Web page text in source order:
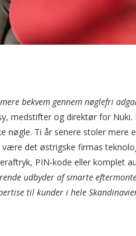
bekvem gennem nøglefri
medstifter og direktør for Nuki.
nøgle. Ti år senere stoler mere
det østrigske firmas
PIN‑kode eller komplet
udbyder af smarte
til kunder i hele